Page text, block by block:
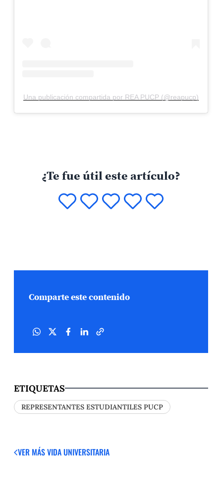
Una publicación compartida por REA PUCP (@reapucp)
¿Te fue útil este artículo?
Comparte este contenido
ETIQUETAS
REPRESENTANTES ESTUDIANTILES PUCP
VER MÁSVIDA UNIVERSITARIA